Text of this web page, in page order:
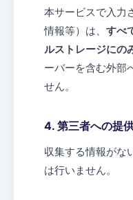
本サービスで入力
情報等）は、 すべ
ルストレージにの
ーバーを含む外部
せん。
4. 第三者への提
収集する情報がな
は行いません。